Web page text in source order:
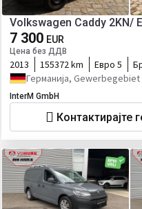
Volkswagen Caddy 2KN/
7 300 EUR
Цена без ДДВ
2013 155372 km Евро 5
Германија, Gewerbegebiet
InterM GmbH
Контактирајте